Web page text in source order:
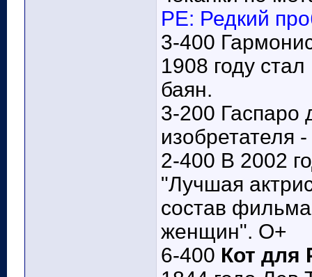
РЕ: Редкий
3-400
1908 году
баян.
3-200 Гаспаро
изобретателя
2-400 В 2002
"Лучшая
состав
женщин". О+
6-400 Кот для